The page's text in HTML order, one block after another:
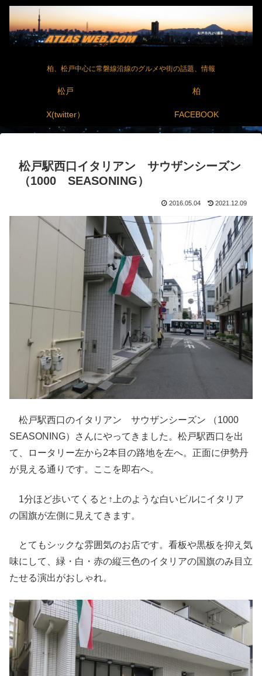
柏、松戸中心に常磐線沿線のグルメや街の話題、情報
松戸 柏
X(twitter） FACEBOOK
松戸駅西口イタリアン サウザンシーズン
（1000 SEASONING）
2016.05.04 2021.12.09
松戸駅西口のイタリアン サウザンシーズン （1000
SEASONING）さんにやってきました。松戸駅西口を出
て、ロータリー左から2本目の路地を左へ。正面に伊勢丹
が見える通りです。ここを即右へ。
1分ほど歩いてくると↑上のような白いビルにイタリア
の国旗が左側に見えてきます。
とてもシックな雰囲気のお店です。看板や黒板を抑え気
味にして、緑・白・赤の縦三色のイタリアの国旗のみ目立
たせる演出がおしゃれ。